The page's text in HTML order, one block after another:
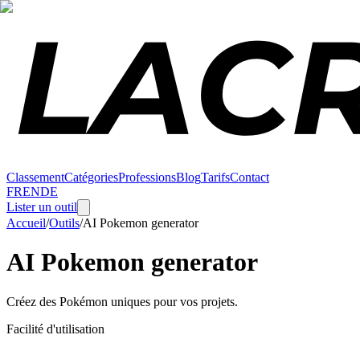
ClassementCatégoriesProfessionsBlogTarifsContact
FRENDE
Lister un outil
Accueil/Outils/AI Pokemon generator
AI Pokemon generator
Créez des Pokémon uniques pour vos projets.
Facilité d'utilisation